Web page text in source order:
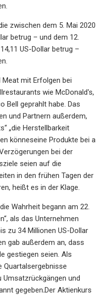
zwischen dem 5. Mai 2020
betrug – und dem 12.
US-Dollar betrug –
Meat mit Erfolgen bei
wie McDonald's,
Bell geprahlt habe. Das
und Partnern außerdem,
„die Herstellbarkeit
könneseine Produkte bei a
bei der
seien auf die
in den frühen Tagen der
heißt es in der Klage.
Wahrheit begann am 22.
als das Unternehmen
zu 34 Millionen US-Dollar
gab außerdem an, dass
gestiegen seien. Als
Quartalsergebnisse
Umsatzrückgängen und
gegeben.Der Aktienkurs